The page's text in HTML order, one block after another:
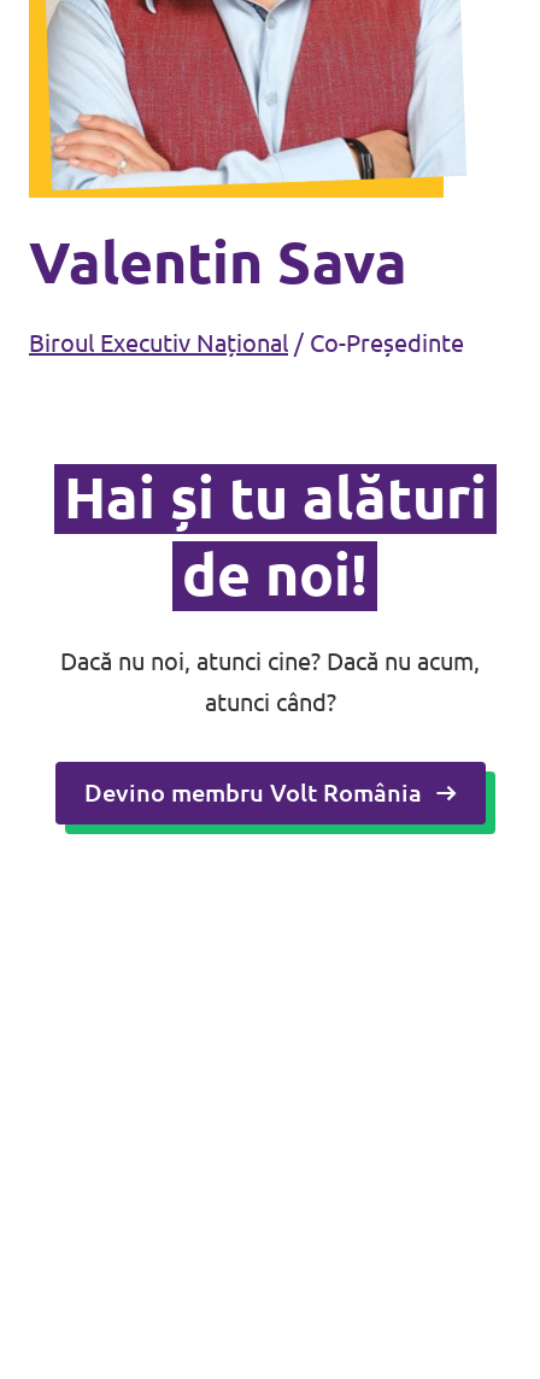
Agendă
Petiții și inițiative
Hai alături de noi!
Contact
Valentin Sava
Biroul Executiv Național / Co-Președinte
Hai și tu alături
de noi!
Dacă nu noi, atunci cine? Dacă nu acum,
atunci când?
Devino membru Volt România